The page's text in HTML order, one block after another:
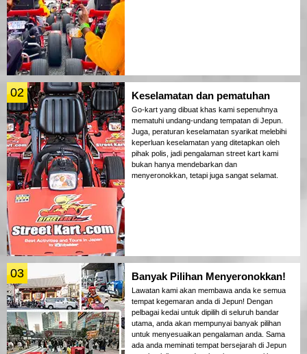
02 Keselamatan dan pematuhan
Go-kart yang dibuat khas kami sepenuhnya
mematuhi undang-undang tempatan di Jepun.
Juga, peraturan keselamatan syarikat melebihi
keperluan keselamatan yang ditetapkan oleh
pihak polis, jadi pengalaman street kart kami
bukan hanya mendebarkan dan
menyeronokkan, tetapi juga sangat selamat.
03 Banyak Pilihan Menyeronokkan!
Lawatan kami akan membawa anda ke semua
tempat kegemaran anda di Jepun! Dengan
pelbagai kedai untuk dipilih di seluruh bandar
utama, anda akan mempunyai banyak pilihan
untuk menyesuaikan pengalaman anda. Sama
ada anda meminati tempat bersejarah di Jepun